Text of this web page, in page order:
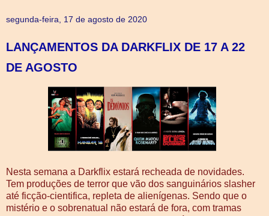
segunda-feira, 17 de agosto de 2020
LANÇAMENTOS DA DARKFLIX DE 17 A 22
DE AGOSTO
Nesta semana a Darkflix estará recheada de novidades.
Tem produções de terror que vão dos sanguinários slasher
até ficção-cientifica, repleta de alienígenas. Sendo que o
mistério e o sobrenatual não estará de fora, com tramas